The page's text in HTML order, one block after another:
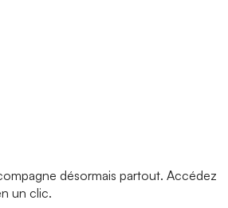
désormais partout. Accédez
un clic.